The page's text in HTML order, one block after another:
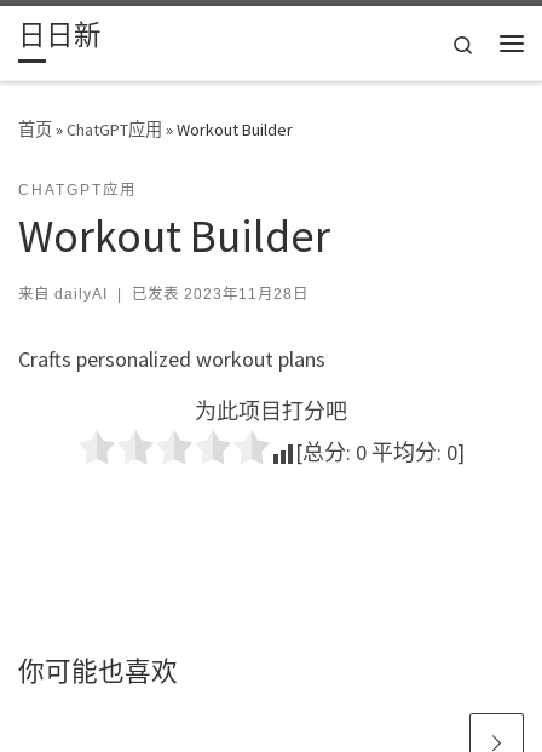
Skip to content
日日新
Search
首页»ChatGPT应用 »Workout Builder
CHATGPT应用
Workout Builder
来自 dailyAI | 已发表 2023年11月28日
Crafts personalized workout plans
为此项目打分吧
[总分: 0 平均分: 0]
你可能也喜欢